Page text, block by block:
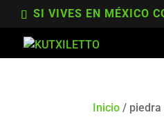
SI VIVES EN MÉXICO
Inicio / piedra